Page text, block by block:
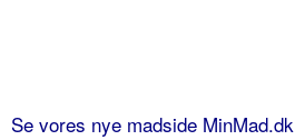
Se vores nye madside MinMad.dk